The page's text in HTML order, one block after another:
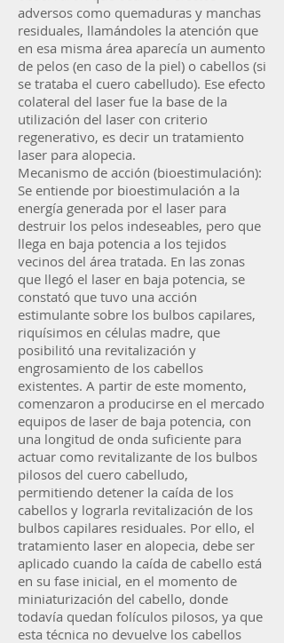
adversos como quemaduras y manchas
residuales, llamándoles la atención que
en esa misma área aparecía un aumento
de pelos (en caso de la piel) o cabellos (si
se trataba el cuero cabelludo). Ese efecto
colateral del laser fue la base de la
utilización del laser con criterio
regenerativo, es decir un tratamiento
laser para alopecia.
Mecanismo de acción (bioestimulación):
Se entiende por bioestimulación a la
energía generada por el laser para
destruir los pelos indeseables, pero que
llega en baja potencia a los tejidos
vecinos del área tratada. En las zonas
que llegó el laser en baja potencia, se
constató que tuvo una acción
estimulante sobre los bulbos capilares,
riquísimos en células madre, que
posibilitó una revitalización y
engrosamiento de los cabellos
existentes. A partir de este momento,
comenzaron a producirse en el mercado
equipos de laser de baja potencia, con
una longitud de onda suficiente para
actuar como revitalizante de los bulbos
pilosos del cuero cabelludo,
permitiendo detener la caída de los
cabellos y lograrla revitalización de los
bulbos capilares residuales. Por ello, el
tratamiento laser en alopecia, debe ser
aplicado cuando la caída de cabello está
en su fase inicial, en el momento de
miniaturización del cabello, donde
todavía quedan folículos pilosos, ya que
esta técnica no devuelve los cabellos